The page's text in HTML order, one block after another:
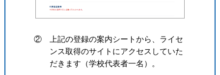
② 上記の登録の案内シートから、ライセ
ンス取得のサイトにアクセスしていた
だきます（学校代表者一名）。